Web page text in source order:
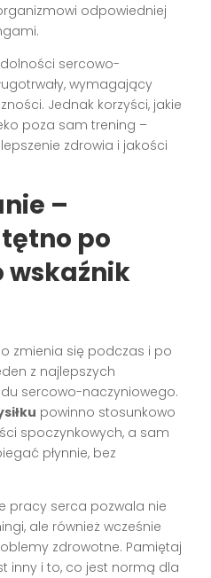
odpowiedniej
sercowo-
wymagający
Jednak korzyści, jakie
poza sam trening –
zdrowia i jakości
–
po
wskaźnik
zmienia się podczas i po
z najlepszych
sercowo-naczyniowego.
powinno stosunkowo
spoczynkowych, a sam
płynnie, bez
pracy serca pozwala nie
ale również wcześnie
zdrowotne. Pamiętaj
inny i to, co jest normą dla